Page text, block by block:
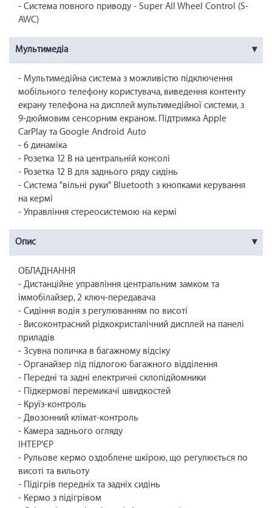
- Система повного приводу - Super All Wheel Control (S-
AWC)
Мультимедіа
- Мультимедійна система з можливістю підключення
мобільного телефону користувача, виведення контенту
екрану телефона на дисплей мультимедійної системи, з
9-дюймовим сенсорним екраном. Підтримка Apple
CarPlay та Google Android Auto
- 6 динаміка
- Розетка 12 В на центральній консолі
- Розетка 12 В для заднього ряду сидінь
- Система "вільні руки" Bluetooth з кнопками керування
на кермі
- Управління стереосистемою на кермі
Опис
ОБЛАДНАННЯ
- Дистанційне управління центральним замком та
іммобілайзер, 2 ключ-передавача
- Сидіння водія з регулюванням по висоті
- Високонтрасний рідкокристалічний дисплей на панелі
приладів
- Зсувна поличка в багажному відсіку
- Органайзер під підлогою багажного відділення
- Передні та задні електричні склопідйомники
- Підкермові перемикачі швидкостей
- Круїз-контроль
- Двозонний клімат-контроль
- Камера заднього огляду
ІНТЕР'ЄР
- Рульове кермо оздоблене шкірою, що регулюється по
висоті та вильоту
- Підігрів передніх та задніх сидінь
- Кермо з підігрівом